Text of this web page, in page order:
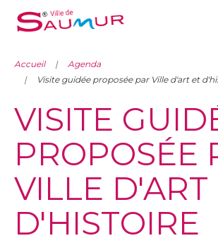
Accueil
Agenda
Visite guidée proposée par Ville d'art et
VISITE
PROPOSÉE
VILLE D'ART
D'HISTOIRE